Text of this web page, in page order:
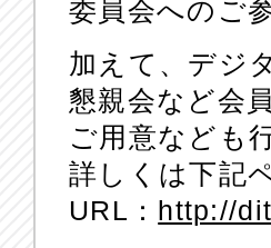
委員会へのご
加えて、デジ
懇親会など会
ご用意なども
詳しくは下記
URL： http://